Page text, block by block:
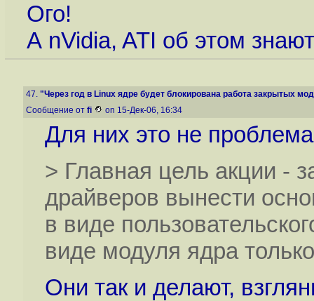
Ого!
А nVidia, ATI об этом
47. "Через год в Linux ядре будет блокирована работа закрытых
Сообщение от fi on 15-Дек-06, 16:34
Для них это не
> Главная цель акции -
драйверов вынести
в виде
виде модуля ядра
Они так и делают,